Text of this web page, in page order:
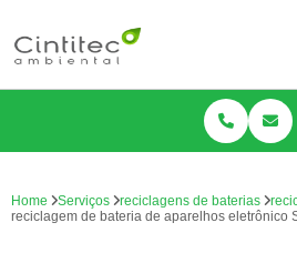
Home Serviços reciclagens de baterias
reciclagem de bateria de aparelhos eletrônico